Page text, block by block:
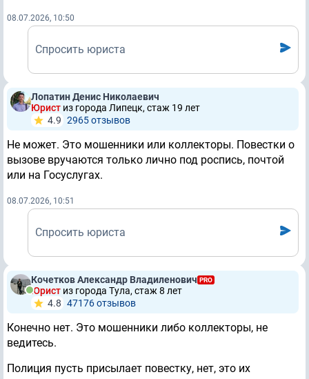
08.07.2026, 10:50
Спросить юриста
Лопатин Денис Николаевич
Юрист из города Липецк, стаж 19 лет
4.9 2965 отзывов
Не может. Это мошенники или коллекторы. Повестки о
вызове вручаются только лично под роспись, почтой
или на Госуслугах.
08.07.2026, 10:51
Спросить юриста
Кочетков Александр Владиленович PRO
Юрист из города Тула, стаж 8 лет
4.8 47176 отзывов
Конечно нет. Это мошенники либо коллекторы, не
ведитесь.
Полиция пусть присылает повестку, нет, это их